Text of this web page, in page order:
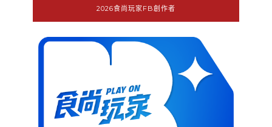
2026食尚玩家FB創作者